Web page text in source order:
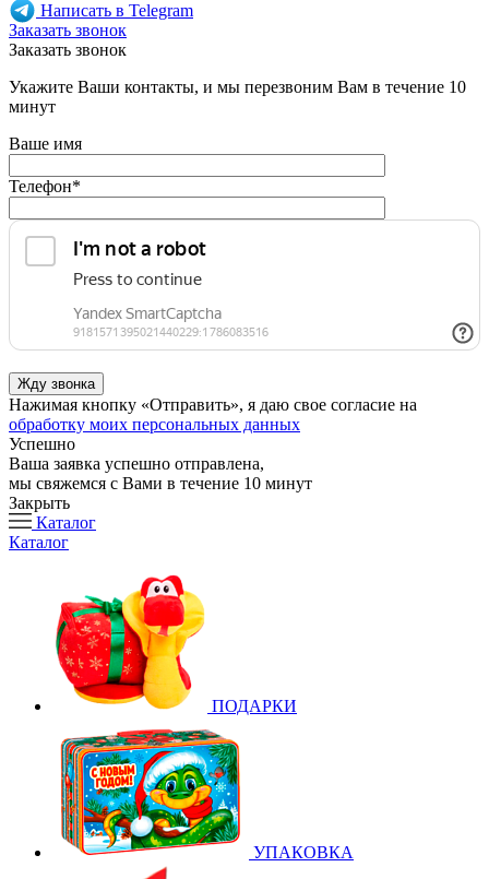
Написать в Telegram
Заказать звонок
Заказать звонок
Укажите Ваши контакты, и мы перезвоним Вам в течение 10
минут
Ваше имя
Телефон*
Нажимая кнопку «Отправить», я даю свое согласие на
обработку моих персональных данных
Успешно
Ваша заявка успешно отправлена,
мы свяжемся с Вами в течение 10 минут
Закрыть
Каталог
Каталог
ПОДАРКИ
УПАКОВКА